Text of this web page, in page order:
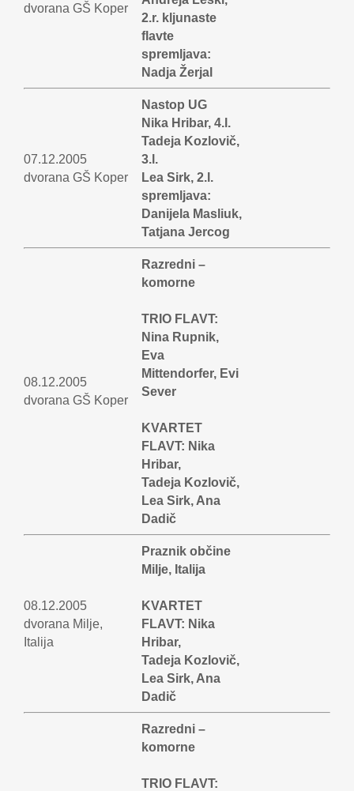
dvorana GŠ Koper
2.r. kljunaste
flavte
spremljava:
Nadja Žerjal
07.12.2005
dvorana GŠ Koper
Nastop UG
Nika Hribar, 4.l.
Tadeja Kozlovič,
3.l.
Lea Sirk, 2.l.
spremljava:
Danijela Masliuk,
Tatjana Jercog
08.12.2005
dvorana GŠ Koper
Razredni –
komorne
TRIO FLAVT:
Nina Rupnik,
Eva
Mittendorfer, Evi
Sever
KVARTET
FLAVT: Nika
Hribar,
Tadeja Kozlovič,
Lea Sirk, Ana
Dadič
08.12.2005
dvorana Milje,
Italija
Praznik občine
Milje, Italija
KVARTET
FLAVT: Nika
Hribar,
Tadeja Kozlovič,
Lea Sirk, Ana
Dadič
Razredni –
komorne
TRIO FLAVT: